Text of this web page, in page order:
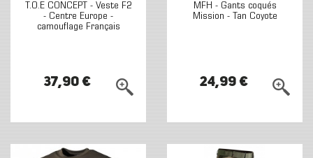
T.O.E CONCEPT - Veste F2
- Centre Europe -
camouflage Français
37,90 €
MFH - Gants coqués
Mission - Tan Coyote
24,99 €